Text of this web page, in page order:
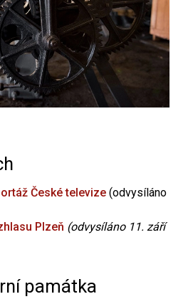
České televize (odvysíláno
Plzeň (odvysíláno 11. září
památka